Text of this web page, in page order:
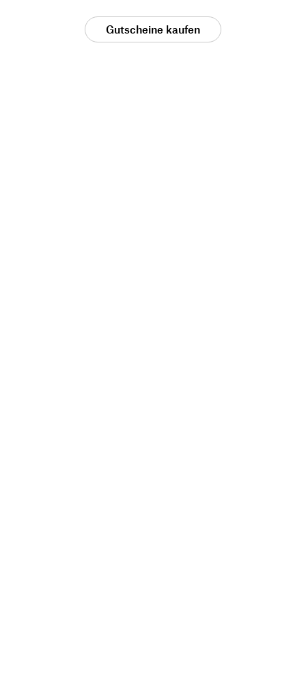
Gutscheine kaufen